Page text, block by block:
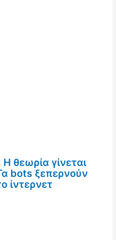
θεωρία γίνεται
bots ξεπερνούν
ίντερνετ